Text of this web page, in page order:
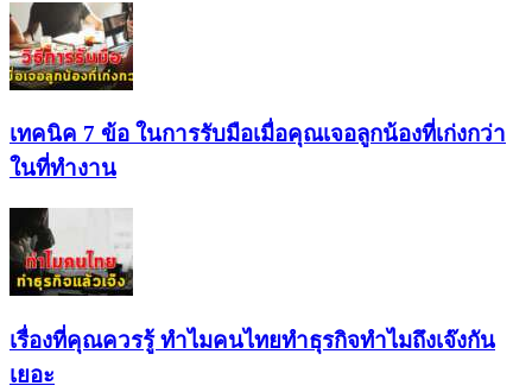
เทคนิค 7 ข้อ ในการรับมือเมื่อคุณเจอลูกน้องที่เก่งกว่า
ในที่ทำงาน
เรื่องที่คุณควรรู้ ทำไมคนไทยทำธุรกิจทำไมถึงเจ๊งกัน
เยอะ